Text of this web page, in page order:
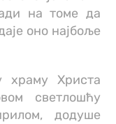
на томе да
оно најбоље
храму Христа
светлошћу
додуше